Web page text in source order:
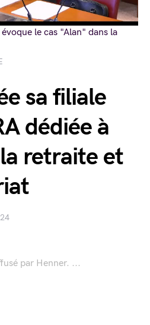
sa filiale
dédiée à
retraite et
par Henner. ...
le cas "Alan" dans la